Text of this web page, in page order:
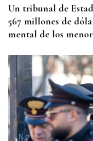
Un tribunal de
567 millones de
mental de los